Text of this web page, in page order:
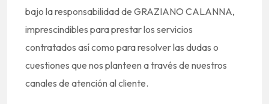
bajo la responsabilidad de GRAZIANO CALANNA,
imprescindibles para prestar los servicios
contratados así como para resolver las dudas o
cuestiones que nos planteen a través de nuestros
canales de atención al cliente.